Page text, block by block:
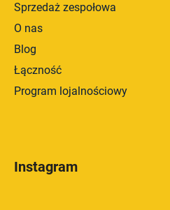
Sprzedaż zespołowa
O nas
Blog
Łączność
Program lojalnościowy
Instagram